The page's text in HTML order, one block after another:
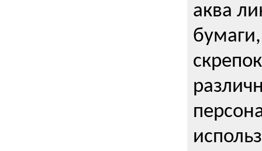
аква